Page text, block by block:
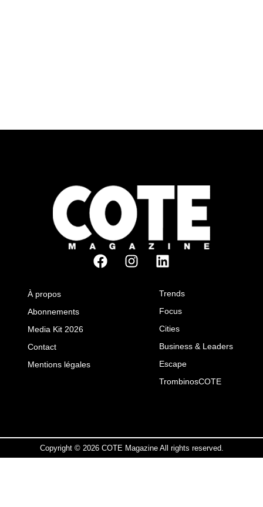
À propos
Abonnements
Media Kit 2026
Contact
Mentions légales
Trends
Focus
Cities
Business & Leaders
Escape
TrombinosCOTE
Copyright © 2026 COTE Magazine All rights reserved.